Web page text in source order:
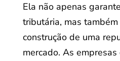
Ela não apenas
tributária, mas
construção de uma
mercado. As